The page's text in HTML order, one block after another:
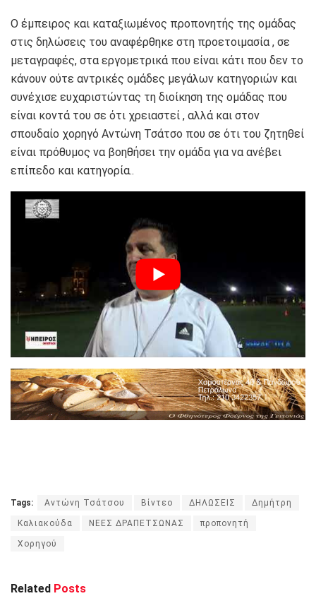
Ο έμπειρος και καταξιωμένος προπονητής της ομάδας
στις δηλώσεις του αναφέρθηκε στη προετοιμασία , σε
μεταγραφές, στα εργομετρικά που είναι κάτι που δεν το
κάνουν ούτε αντρικές ομάδες μεγάλων κατηγοριών και
συνέχισε ευχαριστώντας τη διοίκηση της ομάδας που
είναι κοντά του σε ότι χρειαστεί , αλλά και στον
σπουδαίο χορηγό Αντώνη Τσάτσο που σε ότι του ζητηθεί
είναι πρόθυμος να βοηθήσει την ομάδα για να ανέβει
επίπεδο και κατηγορία..
Tags: Αντώνη Τσάτσου Βίντεο ΔΗΛΩΣΕΙΣ Δημήτρη
Καλιακούδα ΝΕΕΣ ΔΡΑΠΕΤΣΩΝΑΣ προπονητή
Χορηγού
Related Posts